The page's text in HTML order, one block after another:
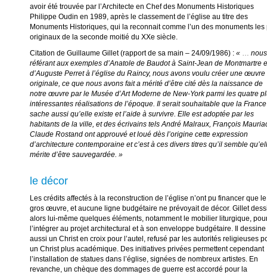
avoir été trouvée par l’Architecte en Chef des Monuments Historiques
Philippe Oudin en 1989, après le classement de l’église au titre des
Monuments Historiques, qui la reconnait comme l’un des monuments les
originaux de la seconde moitié du XXe siècle.
Citation de Guillaume Gillet (rapport de sa main – 24/09/1986) : « … nous
référant aux exemples d’Anatole de Baudot à Saint-Jean de Montmartre
d’Auguste Perret à l’église du Raincy, nous avons voulu créer une œuvre
originale, ce que nous avons fait a mérité d’être cité dès la naissance de
notre œuvre par le Musée d’Art Moderne de New-York parmi les quatre
intéressantes réalisations de l’époque. Il serait souhaitable que la France
sache aussi qu’elle existe et l’aide à survivre. Elle est adoptée par les
habitants de la ville, et des écrivains tels André Malraux, François
Claude Rostand ont approuvé et loué dès l’origine cette expression
d’architecture contemporaine et c’est à ces divers titres qu’il semble
mérite d’être sauvegardée. »
le décor
Les crédits affectés à la reconstruction de l’église n’ont pu financer que le
gros œuvre, et aucune ligne budgétaire ne prévoyait de décor. Gillet
alors lui-même quelques éléments, notamment le mobilier liturgique,
l’intégrer au projet architectural et à son enveloppe budgétaire. Il dessine
aussi un Christ en croix pour l’autel, refusé par les autorités religieuses
un Christ plus académique. Des initiatives privées permettent cependant
l’installation de statues dans l’église, signées de nombreux artistes. En
revanche, un chèque des dommages de guerre est accordé pour la